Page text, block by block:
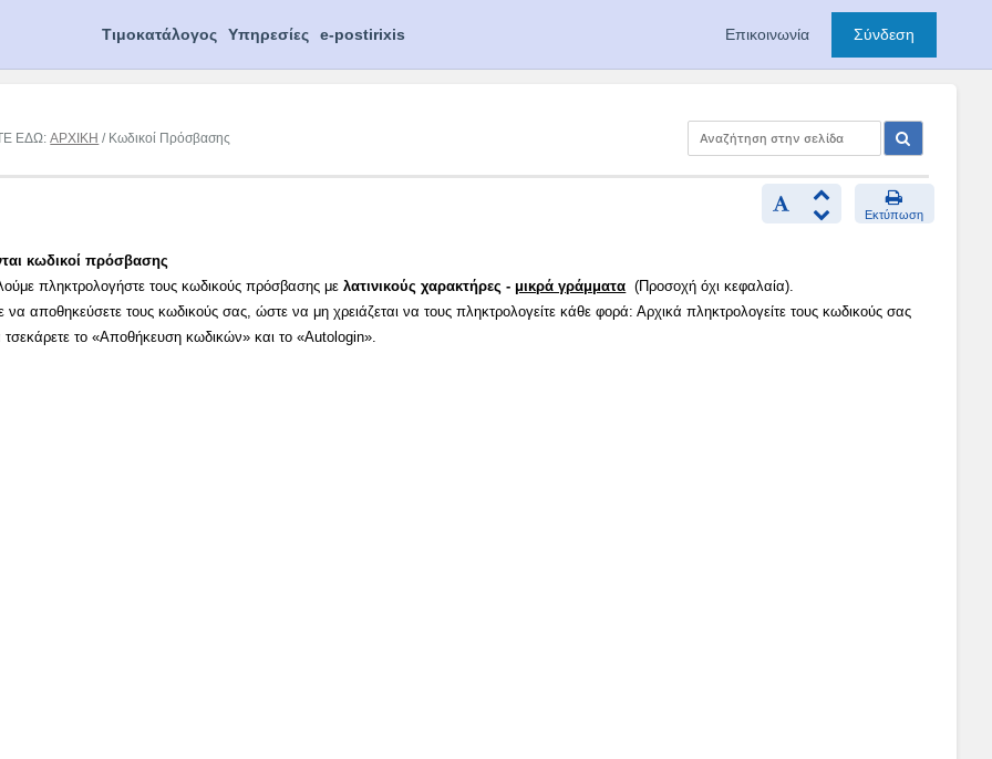
Τιμοκατάλογος Υπηρεσίες e-postirixis Επικοινωνία Σύνδεση
ΕΔΩ:ΑΡΧΙΚΗ / Κωδικοί Πρόσβασης
Εκτύπωση
κωδικοί πρόσβασης
πληκτρολογήστε τους κωδικούς πρόσβασης μελατινικούς χαρακτήρες - μικρά γράμματα (Προσοχή όχι κεφαλαία).
να αποθηκεύσετε τους κωδικούς σας, ώστε να μη χρειάζεται να τους πληκτρολογείτε κάθε φορά: Αρχικά πληκτρολογείτε τους κωδικούς σας
τσεκάρετε το «Αποθήκευση κωδικών» και το «Autologin».